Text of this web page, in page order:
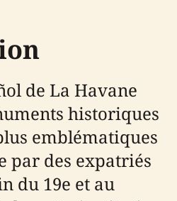
de La Havane
historiques
emblématiques
par des expatriés
du 19e et au